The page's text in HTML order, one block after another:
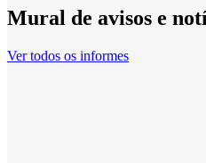
Mural de avisos e
Ver todos os informes